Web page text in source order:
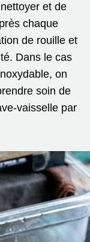
et de
chaque
de rouille et
Dans le cas
on
soin de
vaisselle par